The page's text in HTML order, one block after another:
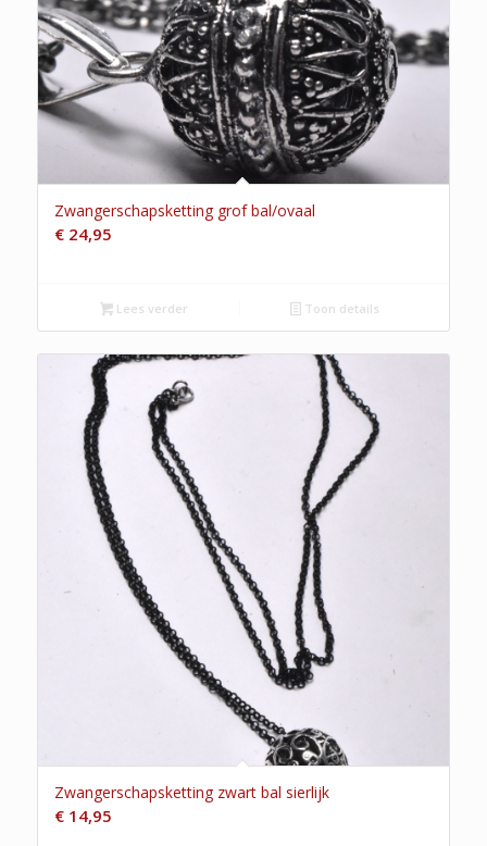
Zwangerschapsketting grof bal/ovaal
€24,95
Lees verder Toon details
Zwangerschapsketting zwart bal sierlijk
€14,95